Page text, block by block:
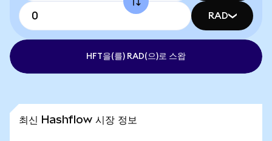
RAD
HFT을(를) RAD(으)로 스왑
최신 Hashflow 시장 정보